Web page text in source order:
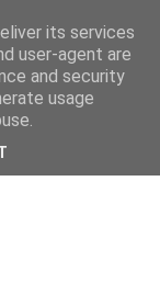
tankar om livet
its services
user-agent are
and security
usage